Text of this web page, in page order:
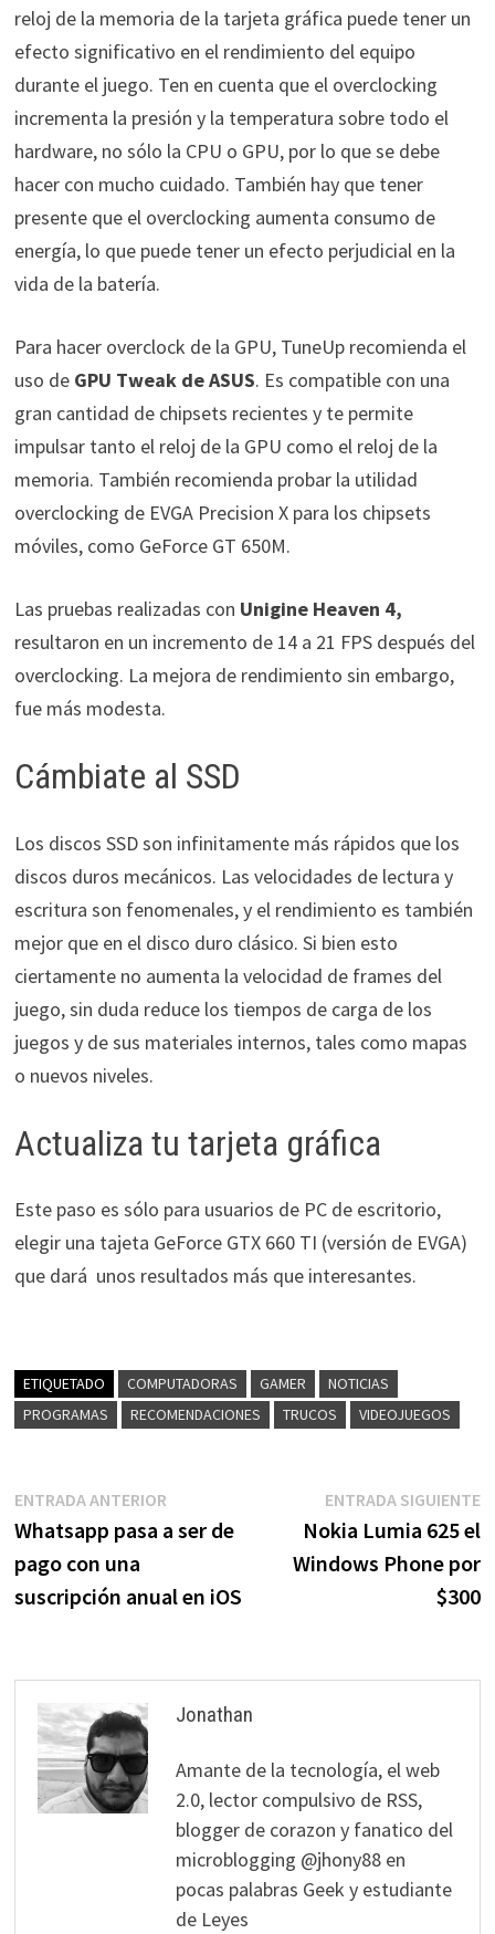
reloj de la memoria de la tarjeta gráfica puede tener un
efecto significativo en el rendimiento del equipo
durante el juego. Ten en cuenta que el overclocking
incrementa la presión y la temperatura sobre todo el
hardware, no sólo la CPU o GPU, por lo que se debe
hacer con mucho cuidado. También hay que tener
presente que el overclocking aumenta consumo de
energía, lo que puede tener un efecto perjudicial en la
vida de la batería.
Para hacer overclock de la GPU, TuneUp recomienda el
uso de GPU Tweak de ASUS. Es compatible con una
gran cantidad de chipsets recientes y te permite
impulsar tanto el reloj de la GPU como el reloj de la
memoria. También recomienda probar la utilidad
overclocking de EVGA Precision X para los chipsets
móviles, como GeForce GT 650M.
Las pruebas realizadas con Unigine Heaven 4,
resultaron en un incremento de 14 a 21 FPS después del
overclocking. La mejora de rendimiento sin embargo,
fue más modesta.
Cámbiate al SSD
Los discos SSD son infinitamente más rápidos que los
discos duros mecánicos. Las velocidades de lectura y
escritura son fenomenales, y el rendimiento es también
mejor que en el disco duro clásico. Si bien esto
ciertamente no aumenta la velocidad de frames del
juego, sin duda reduce los tiempos de carga de los
juegos y de sus materiales internos, tales como mapas
o nuevos niveles.
Actualiza tu tarjeta gráfica
Este paso es sólo para usuarios de PC de escritorio,
elegir una tajeta GeForce GTX 660 TI (versión de EVGA)
que dará unos resultados más que interesantes.
ETIQUETADO COMPUTADORAS GAMER
NOTICIAS
PROGRAMAS
RECOMENDACIONES TRUCOS VIDEOJUEGOS
Navegación
de
entradas
ENTRADA ANTERIOREntrada
anterior:
Whatsapp pasa a ser de
pago con una
suscripción anual en iOS
ENTRADA SIGUIENTE
Nokia Lumia 625 el
Windows Phone por
$300
Jonathan
Amante de la tecnología, el web
2.0, lector compulsivo de RSS,
blogger de corazon y fanatico del
microblogging @jhony88 en
pocas palabras Geek y estudiante
de Leyes